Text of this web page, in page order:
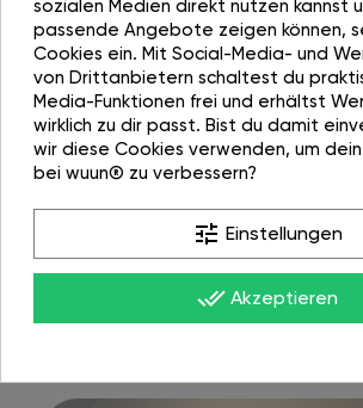
sozialen Medien direkt nutzen kannst
passende Angebote zeigen können,
Cookies ein. Mit Social-Media- und
von Drittanbietern schaltest du
Media-Funktionen frei und erhältst
wirklich zu dir passt. Bist du damit
wir diese Cookies verwenden, um dein
bei wuun® zu verbessern?
tune Einstellungen
done_all Akzeptieren